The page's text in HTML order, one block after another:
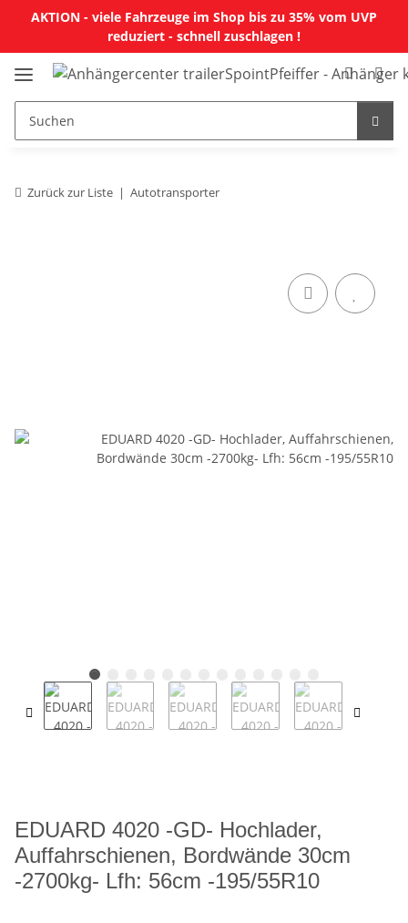
AKTION - viele Fahrzeuge im Shop bis zu 35% vom UVP
reduziert - schnell zuschlagen !
Zurück zur Liste Autotransporter
EDUARD 4020 -GD- Hochlader,
Auffahrschienen, Bordwände 30cm
-2700kg- Lfh: 56cm -195/55R10